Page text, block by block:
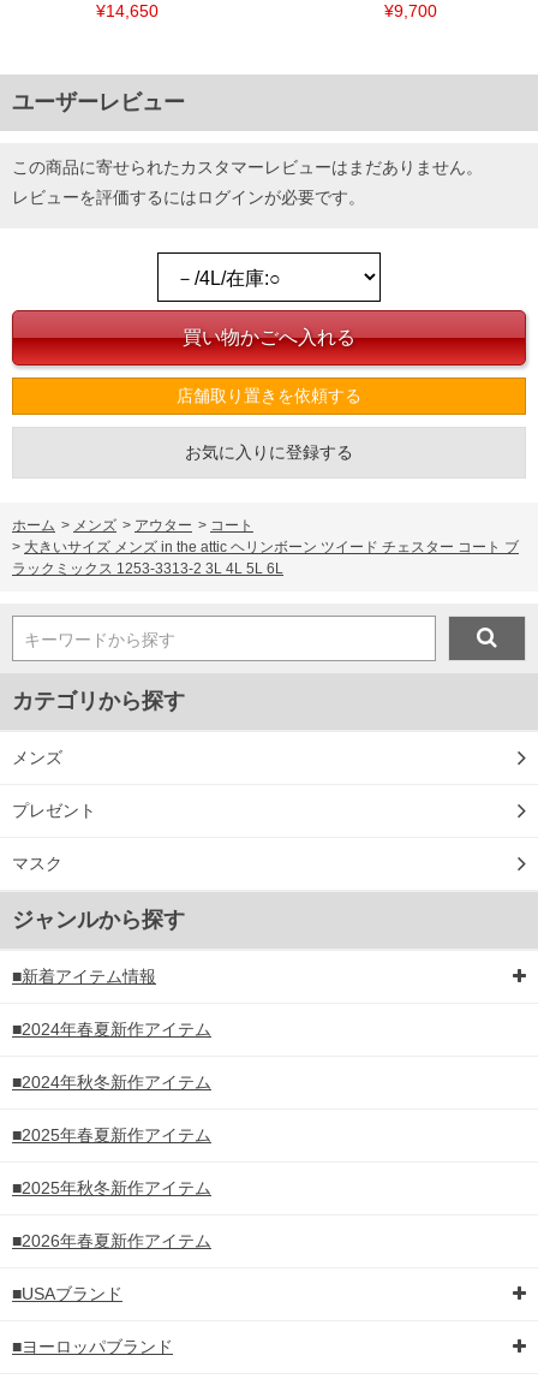
¥14,650
¥9,700
ユーザーレビュー
この商品に寄せられたカスタマーレビューはまだありません。
レビューを評価するにはログインが必要です。
店舗取り置きを依頼する
お気に入りに登録する
ホーム > メンズ > アウター > コート
> 大きいサイズ メンズ in the attic ヘリンボーン ツイード チェスター コート ブ
ラックミックス 1253-3313-2 3L 4L 5L 6L
キーワードから探す
カテゴリから探す
メンズ
プレゼント
マスク
ジャンルから探す
■新着アイテム情報
■2024年春夏新作アイテム
■2024年秋冬新作アイテム
■2025年春夏新作アイテム
■2025年秋冬新作アイテム
■2026年春夏新作アイテム
■USAブランド
■ヨーロッパブランド